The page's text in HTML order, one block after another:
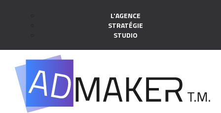
L'AGENCE
STRATÉGIE
STUDIO